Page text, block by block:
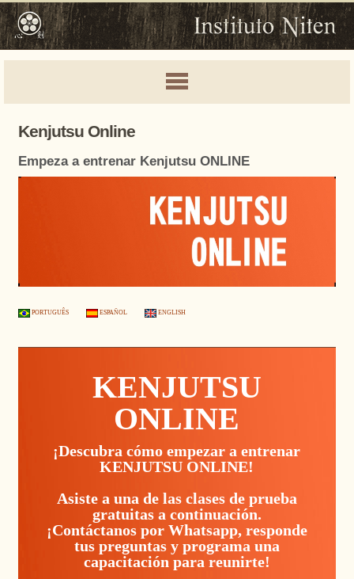
Kenjutsu Online
Empeza a entrenar Kenjutsu ONLINE
PORTUGUÊS ESPAÑOL ENGLISH
KENJUTSU
ONLINE
¡Descubra cómo empezar a entrenar
KENJUTSU ONLINE!
Asiste a una de las clases de prueba
gratuitas a continuación.
¡Contáctanos por Whatsapp, responde
tus preguntas y programa una
capacitación para reunirte!